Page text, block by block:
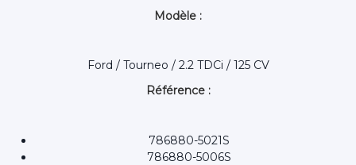
Modèle :
Ford / Tourneo / 2.2 TDCi / 125 CV
Référence :
786880-5021S
786880-5006S